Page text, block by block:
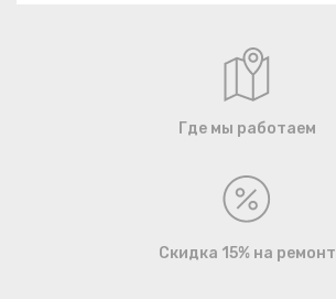
Где мы работаем
Скидка 15% на ремонт